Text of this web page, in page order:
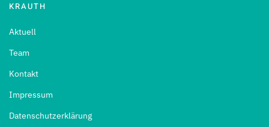
KRAUTH
Aktuell
Team
Kontakt
Impressum
Datenschutzerklärung